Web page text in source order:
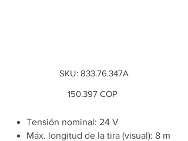
SKU: SKU
833.76.347A
833.76.347A
Precio
150.397 COP
Tensión nominal: 24 V
Máx. longitud de la tira (visual): 8 m